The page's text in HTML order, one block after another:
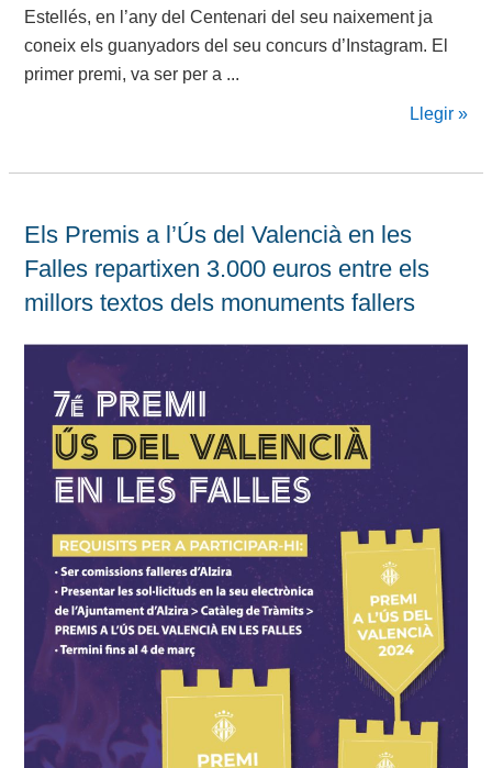
Estellés, en l’any del Centenari del seu naixement ja
coneix els guanyadors del seu concurs d’Instagram. El
primer premi, va ser per a ...
Llegir »
Els Premis a l’Ús del Valencià en les
Falles repartixen 3.000 euros entre els
millors textos dels monuments fallers